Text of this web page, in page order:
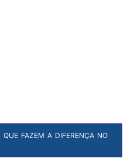
fazem a diferença no